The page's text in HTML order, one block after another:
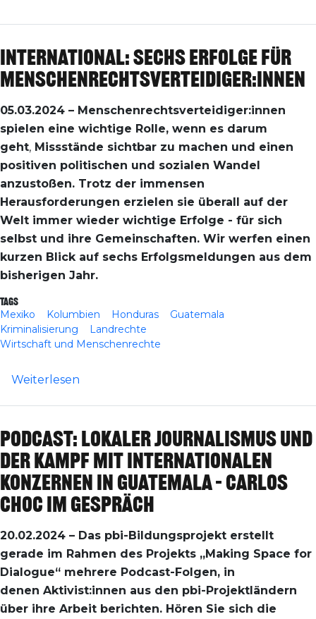
International: Sechs Erfolge für
Menschenrechtsverteidiger:innen
05.03.2024 – Menschenrechtsverteidiger:innen
spielen eine wichtige Rolle, wenn es darum
geht, Missstände sichtbar zu machen und einen
positiven politischen und sozialen Wandel
anzustoßen. Trotz der immensen
Herausforderungen erzielen sie überall auf der
Welt immer wieder wichtige Erfolge - für sich
selbst und ihre Gemeinschaften. Wir werfen einen
kurzen Blick auf sechs Erfolgsmeldungen aus dem
bisherigen Jahr.
Tags
Mexiko Kolumbien Honduras
Guatemala
Kriminalisierung
Landrechte
Wirtschaft und Menschenrechte
Weiterlesen
Podcast: Lokaler Journalismus und
der Kampf mit internationalen
Konzernen in Guatemala – Carlos
Choc im Gespräch
20.02.2024 – Das pbi-Bildungsprojekt erstellt
gerade im Rahmen des Projekts „Making Space for
Dialogue“ mehrere Podcast-Folgen, in
denen Aktivist:innen aus den pbi-Projektländern
über ihre Arbeit berichten. Hören Sie sich die